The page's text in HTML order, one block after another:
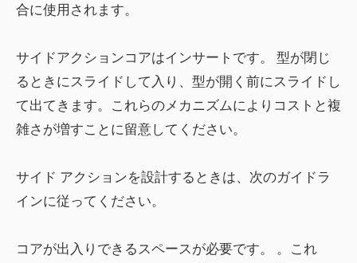
合に使用されます。
サイドアクションコアはインサート です。 型が閉じ
るときにスライドして入り、型が開く前にスライドし
て出てきます。これらのメカニズムにより コストと複
雑さが増すことに留意してください。
サイド アクションを設計するときは、次のガイドラ
インに従ってください。
コアが出入りできるスペース が必要です。 。これ